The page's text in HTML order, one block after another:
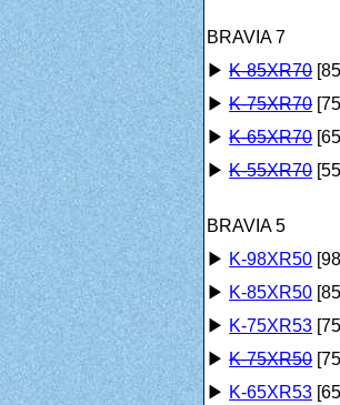
BRAVIA 7
▶K-85XR70
▶K-75XR70
▶K-65XR70
▶K-55XR70
BRAVIA 5
▶ K-98XR50
▶ K-85XR50
▶ K-75XR53
▶K-75XR50
▶ K-65XR53